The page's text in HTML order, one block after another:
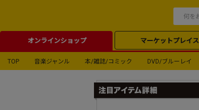
オンラインショップ マーケットプレイス
TOP 音楽ジャンル 本/雑誌/コミック DVD/ブルーレイ